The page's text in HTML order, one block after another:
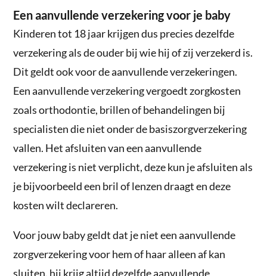
Een aanvullende verzekering voor je baby
Kinderen tot 18 jaar krijgen dus precies dezelfde
verzekering als de ouder bij wie hij of zij verzekerd is.
Dit geldt ook voor de aanvullende verzekeringen.
Een aanvullende verzekering vergoedt zorgkosten
zoals orthodontie, brillen of behandelingen bij
specialisten die niet onder de basiszorgverzekering
vallen. Het afsluiten van een aanvullende
verzekering is niet verplicht, deze kun je afsluiten als
je bijvoorbeeld een bril of lenzen draagt en deze
kosten wilt declareren.
Voor jouw baby geldt dat je niet een aanvullende
zorgverzekering voor hem of haar alleen af kan
sluiten, hij krijg altijd dezelfde aanvullende